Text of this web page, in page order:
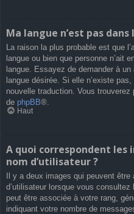
Ma langue n’est pas
La raison la plus probable est que
langue ou bien que personne n’ait
langue. Essayez de demander à
langue désirée. Si elle n’existe
nouvelle traduction. Vous
de phpBB®.
Haut
A quoi correspondent les
nom d’utilisateur ?
Il y a deux images qui peuvent
d’utilisateur lorsque vous consultez
peut être associée à votre rang,
indiquant votre nombre de